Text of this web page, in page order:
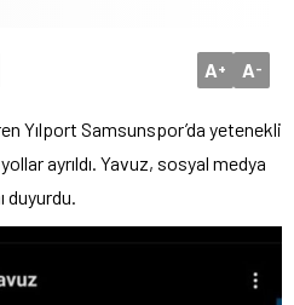
A+ A-
Yılport Samsunspor’da yetenekli
ayrıldı. Yavuz, sosyal medya
duyurdu.